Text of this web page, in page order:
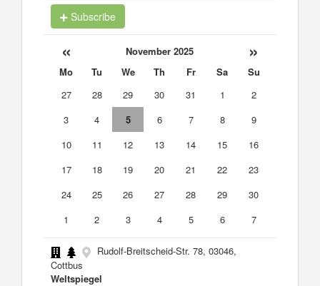
Subscribe
« November 2025 »
Mo Tu We Th Fr Sa
Su
27
28 29 30 31 1
2
3
4 5 6 7 8
9
10
11 12 13 14 15
16
17
18 19 20 21 22
23
24
25 26 27 28 29
30
1
2 3 4 5 6 7
Rudolf-Breitscheid-Str. 78, 03046,
Cottbus
Weltspiegel